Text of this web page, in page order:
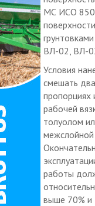
МС ИСО
ВЛ-02, ВЛ-
Условия
смешать
пропорциях
рабочей
толуолом
межслойной
работы
выше 70% и